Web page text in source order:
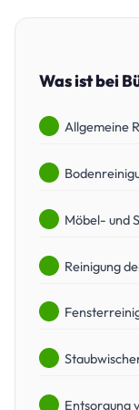
Was ist bei
Allgemeine
Möbel- und
Reinigung
Entsorgung